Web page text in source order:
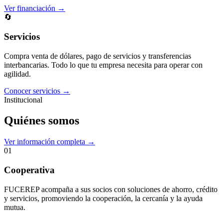
Ver financiación →
🔄
Servicios
Compra venta de dólares, pago de servicios y transferencias
interbancarias. Todo lo que tu empresa necesita para operar con
agilidad.
Conocer servicios →
Institucional
Quiénes somos
Ver información completa →
01
Cooperativa
FUCEREP acompaña a sus socios con soluciones de ahorro, crédito
y servicios, promoviendo la cooperación, la cercanía y la ayuda
mutua.